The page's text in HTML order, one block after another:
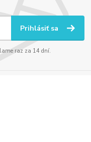
Prihlásiť sa
raz za 14 dní.